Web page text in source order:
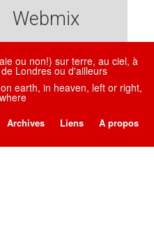
Webmix
ou non!) sur terre, au ciel, à
Londres ou d'ailleurs
earth, in heaven, left or right,
Archives Liens A propos